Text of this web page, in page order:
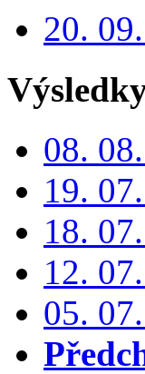
20.
08.
19.
18.
12.
05.